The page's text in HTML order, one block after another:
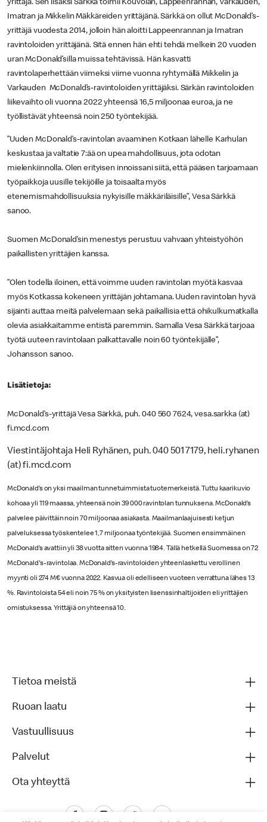
yrittäjä. Sen lisäksi Särkkä toimii Kouvolan, Lappeenrannan, Varkauden,
Imatran ja Mikkelin Mäkkäreiden yrittäjänä. Särkkä on ollut McDonald’s-
yrittäjä vuodesta 2014, jolloin hän aloitti Lappeenrannan ja Imatran
ravintoloiden yrittäjänä. Sitä ennen hän ehti tehdä melkein 20 vuoden
uran McDonald’silla muissa tehtävissä. Hän kasvatti
ravintolaperhettään viimeksi viime vuonna ryhtymällä Mikkelin ja
Varkauden McDonald’s-ravintoloiden yrittäjäksi. Särkän ravintoloiden
liikevaihto oli vuonna 2022 yhteensä 16,5 miljoonaa euroa, ja ne
työllistävät yhteensä noin 250 työntekijää.
”Uuden McDonald’s-ravintolan avaaminen Kotkaan lähelle Karhulan
keskustaa ja valtatie 7:ää on upea mahdollisuus, jota odotan
mielenkiinnolla. Olen erityisen innoissani siitä, että pääsen tarjoamaan
työpaikkoja uusille tekijöille ja toisaalta myös
etenemismahdollisuuksia nykyisille mäkkäriläisille”, Vesa Särkkä
sanoo.
Suomen McDonald’sin menestys perustuu vahvaan yhteistyöhön
paikallisten yrittäjien kanssa.
”Olen todella iloinen, että voimme uuden ravintolan myötä kasvaa
myös Kotkassa kokeneen yrittäjän johtamana. Uuden ravintolan hyvä
sijainti auttaa meitä palvelemaan sekä paikallisia että ohikulkumatkalla
olevia asiakkaitamme entistä paremmin. Samalla Vesa Särkkä tarjoaa
työtä uuteen ravintolaan palkattavalle noin 60 työntekijälle”,
Johansson sanoo.
Lisätietoja:
McDonald’s-yrittäjä Vesa Särkkä, puh. 040 560 7624, vesa.sarkka (at)
fi.mcd.com
Viestintäjohtaja Heli Ryhänen, puh. 040 501 7179, heli.ryhanen
(at) fi.mcd.com
McDonald’s on yksi maailman tunnetuimmista tuotemerkeistä. Tuttu kaarikuvio
kohoaa yli 119 maassa, yhteensä noin 39 000 ravintolan tunnuksena. McDonald’s
palvelee päivittäin noin 70 miljoonaa asiakasta. Maailmanlaajuisesti ketjun
palveluksessa työskentelee 1,7 miljoonaa työntekijää. Suomen ensimmäinen
McDonald’s avattiin yli 38 vuotta sitten vuonna 1984. Tällä hetkellä Suomessa on 72
McDonald's-ravintolaa. McDonald’s-ravintoloiden yhteenlaskettu verollinen
myynti oli 274 M€ vuonna 2022. Kasvua oli edelliseen vuoteen verrattuna lähes 13
%. Ravintoloista 54 eli noin 75 % on yksityisten lisenssinhaltijoiden eli yrittäjien
omistuksessa. Yrittäjiä on yhteensä 10.
Tietoa meistä
Ruoan laatu
Vastuullisuus
Palvelut
Ota yhteyttä